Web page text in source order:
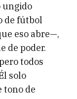
ungido
de fútbol
eso abre—,
de poder.
todos
solo
tono de